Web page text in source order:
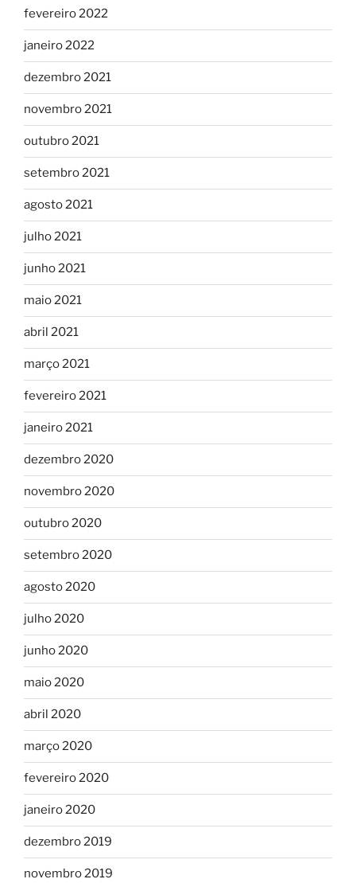
fevereiro 2022
janeiro 2022
dezembro 2021
novembro 2021
outubro 2021
setembro 2021
agosto 2021
julho 2021
junho 2021
maio 2021
abril 2021
março 2021
fevereiro 2021
janeiro 2021
dezembro 2020
novembro 2020
outubro 2020
setembro 2020
agosto 2020
julho 2020
junho 2020
maio 2020
abril 2020
março 2020
fevereiro 2020
janeiro 2020
dezembro 2019
novembro 2019